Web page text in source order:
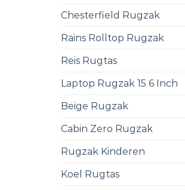
Chesterfield Rugzak
Rains Rolltop Rugzak
Reis Rugtas
Laptop Rugzak 15 6 Inch
Beige Rugzak
Cabin Zero Rugzak
Rugzak Kinderen
Koel Rugtas